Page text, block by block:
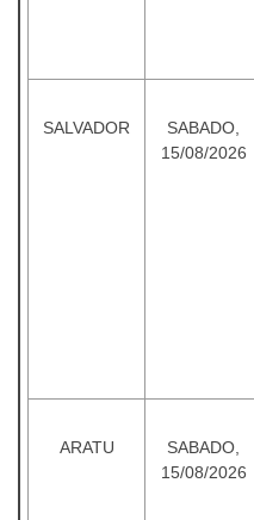
SALVADOR
SABADO,
15/08/2026
ARATU
SABADO,
15/08/2026